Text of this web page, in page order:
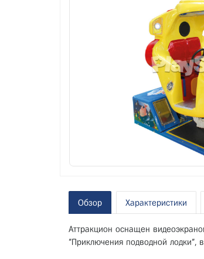
Обзор Характеристики
Аттракцион оснащен
"Приключения подводной лодки",